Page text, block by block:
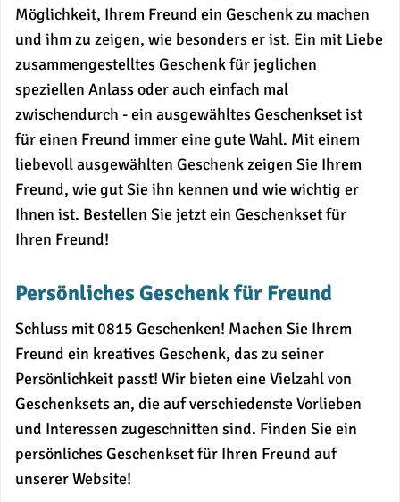
Möglichkeit, Ihrem Freund ein Geschenk zu machen
und ihm zu zeigen, wie besonders er ist. Ein mit Liebe
zusammengestelltes Geschenk für jeglichen
speziellen Anlass oder auch einfach mal
zwischendurch - ein ausgewähltes Geschenkset ist
für einen Freund immer eine gute Wahl. Mit einem
liebevoll ausgewählten Geschenk zeigen Sie Ihrem
Freund, wie gut Sie ihn kennen und wie wichtig er
Ihnen ist. Bestellen Sie jetzt ein Geschenkset für
Ihren Freund!
Persönliches Geschenk für Freund
Schluss mit 0815 Geschenken! Machen Sie Ihrem
Freund ein kreatives Geschenk, das zu seiner
Persönlichkeit passt! Wir bieten eine Vielzahl von
Geschenksets an, die auf verschiedenste Vorlieben
und Interessen zugeschnitten sind. Finden Sie ein
persönliches Geschenkset für Ihren Freund auf
unserer Website!